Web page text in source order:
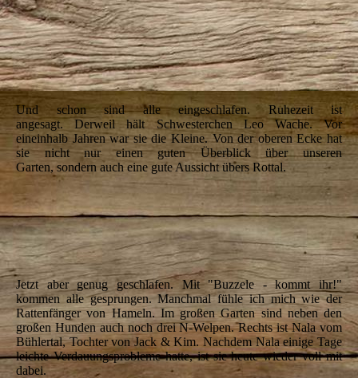
IMG_6562
IMG_6565
IMG_6567
Und schon sind alle eingeschlafen. Ruhezeit ist
angesagt. Derweil hält Schwesterchen Leo Wache. Vor
eineinhalb Jahren war sie die Kleine. Von der oberen Ecke hat
sie nicht nur einen guten Überblick über unseren
Garten, sondern auch eine gute Aussicht übers Rottal.
IMG_6830
IMG_6577
IMG_6648
Jetzt aber genug geschlafen. Mit "Buzzele - kommt ihr!"
kommen alle gesprungen. Manchmal fühle ich mich wie der
Rattenfänger von Hameln. Im großen Garten sind neben den
großen Hunden auch noch drei N-Welpen. Rechts ist Nala vom
Bühlertal, Tochter von Jack & Kim. Nachdem Nala einige Tage
leichte Verdauungsprobleme hatte, ist sie heute wieder voll mit
dabei.